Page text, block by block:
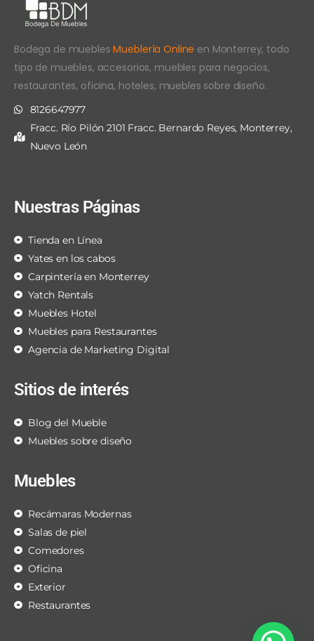
Bodega de mueblesMueblería Online en Monterrey, todo
tipo de muebles, accesorios, muebles para negocios,
restaurantes, oficina, hoteles, muebles sobre diseño.
8126647977
Fracc. Río Pilón 2101 Fracc. Bernardo Reyes, Monterrey,
Nuevo León
Nuestras Páginas
Tienda en Línea
Yates en los cabos
Carpintería en Monterrey
Yatch Rentals
Muebles Hotel
Muebles para Restaurantes
Agencia de Marketing Digital
Sitios de interés
Blog del Mueble
Muebles sobre diseño
Muebles
Recámaras Modernas
Salas de piel
Comedores
Oficina
Exterior
Restaurantes